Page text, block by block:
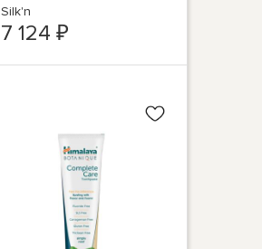
Silk'n
7 124 ₽